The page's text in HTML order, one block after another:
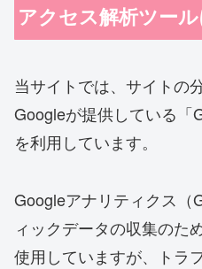
アクセス解析ツー
当サイトでは、サイトの
Googleが提供している「
を利用しています。
Googleアナリティクス（
ィックデータの収集のた
使用していますが、トラ